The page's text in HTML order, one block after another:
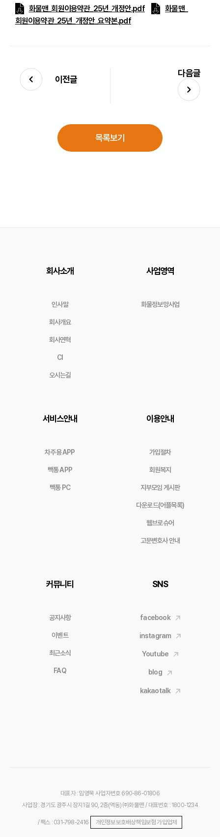
화물맨_회원이용약관_25년_개정안.pdf
화물맨_
회원이용약관_25년_개정안_요약본.pdf
이전글
다음글
목록보기
회사소개
인사말
회사개요
회사연혁
CI
오시는길
사업영역
화물정보망사업
서비스안내
차주용 APP
빽통 APP
빽통 PC
이용안내
가입절차
회원복지
지부모임 게시판
다운로드(어플목록)
웹브로슈어
고문변호사 안내
커뮤니티
공지사항
이벤트
최근소식
FAQ
SNS
facebook
instagram
Youtube
blog
kakaotalk
대표자 : 임영묵 사업자번호 690-86-01806
사업장 : 경기도 광주시 장지1길 90, 2층(역동) ㈜화물맨 / 대표번호 : 1800-1234
/ 팩스 : 031-798-2416 개인정보보호배상책임보험 가입업체